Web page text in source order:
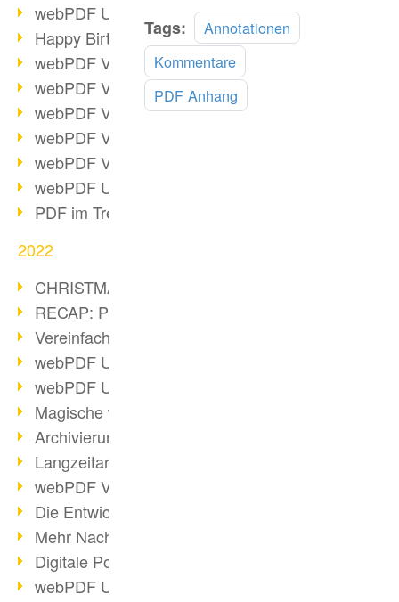
webPDF Update 9.0.0.2898
Happy Birthday, PDF!
webPDF Video-Session 4
webPDF Video-Session 3
webPDF Video-Session 2
webPDF Video-Session 1
webPDF Video-Session Termine
webPDF Update 9.0.0.2843
PDF im Trend
2022
CHRISTMAS 2022 loading
RECAP: PDF Days Europe 2022
Vereinfachung Personalprozesse
webPDF Update 8.0.0.2727
webPDF Update 9.0.0.2732
Magische webPDF Version 9
Archivierung: Aufbewahrungsfristen
Langzeitarchivierung mit PDF/A
webPDF Video - Behind the Scenes
Die Entwicklung von PDF/X
Mehr Nachhaltigkeit durch PDF
Digitale Post als PDF/A
webPDF Update 8.0.0.2531
Tags:
Annotationen
Kommentare
PDF Anhang